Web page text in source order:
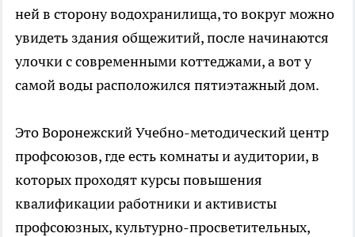
ней в сторону водохранилища, то вокруг можно
увидеть здания общежитий, после начинаются
улочки с современными коттеджами, а вот у
самой воды расположился пятиэтажный дом.
Это Воронежский Учебно-методический центр
профсоюзов, где есть комнаты и аудитории, в
которых проходят курсы повышения
квалификации работники и активисты
профсоюзных, культурно-просветительных,